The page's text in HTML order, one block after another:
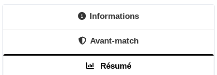
Informations
Avant-match
Résumé